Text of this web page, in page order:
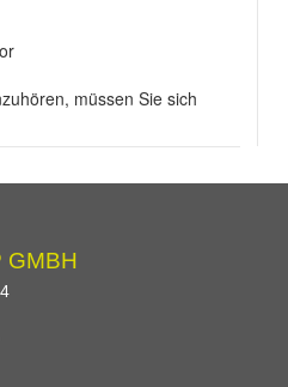
müssen Sie sich
GMBH